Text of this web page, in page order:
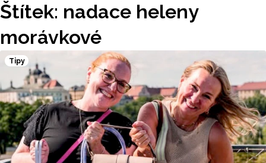
Štítek: nadace heleny
morávkové
Tipy